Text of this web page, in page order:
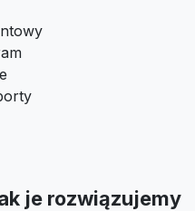
je rozwiązujemy